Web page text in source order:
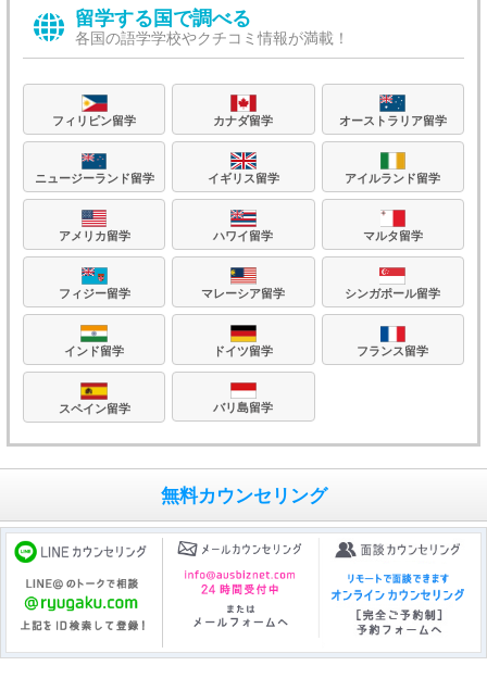
留学する国で調べる
各国の語学学校やクチコミ情報が満載！
フィリピン留学 カナダ留学 オーストラリア留学
ニュージーランド留学 イギリス留学 アイルランド留学
アメリカ留学 ハワイ留学 マルタ留学
フィジー留学 マレーシア留学 シンガポール留学
インド留学 ドイツ留学 フランス留学
スペイン留学 バリ島留学
無料カウンセリング